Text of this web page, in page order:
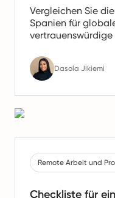
Vergleichen Sie
Spanien für
Unterstützung für
Dasola Jikiemi
Remote Arbeit und
Checkliste für